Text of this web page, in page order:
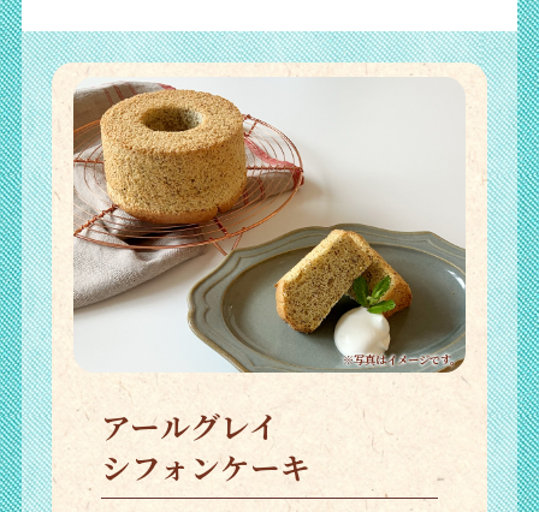
※写真はイメージです。
アールグレイ
シフォンケーキ